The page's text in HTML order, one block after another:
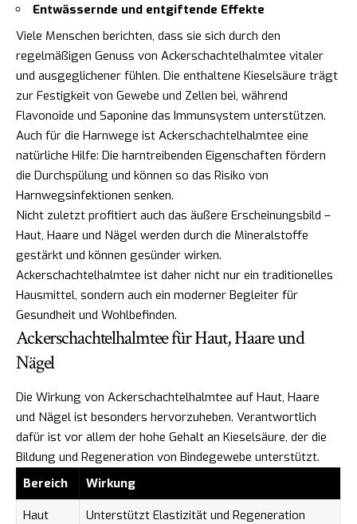
Entwässernde und entgiftende Effekte
Viele Menschen berichten, dass sie sich durch den
regelmäßigen Genuss von Ackerschachtelhalmtee vitaler
und ausgeglichener fühlen. Die enthaltene Kieselsäure trägt
zur Festigkeit von Gewebe und Zellen bei, während
Flavonoide und Saponine das Immunsystem unterstützen.
Auch für die Harnwege ist Ackerschachtelhalmtee eine
natürliche Hilfe: Die harntreibenden Eigenschaften fördern
die Durchspülung und können so das Risiko von
Harnwegsinfektionen senken.
Nicht zuletzt profitiert auch das äußere Erscheinungsbild –
Haut, Haare und Nägel werden durch die Mineralstoffe
gestärkt und können gesünder wirken.
Ackerschachtelhalmtee ist daher nicht nur ein traditionelles
Hausmittel, sondern auch ein moderner Begleiter für
Gesundheit und Wohlbefinden.
Ackerschachtelhalmtee für Haut, Haare und
Nägel
Die Wirkung von Ackerschachtelhalmtee auf Haut, Haare
und Nägel ist besonders hervorzuheben. Verantwortlich
dafür ist vor allem der hohe Gehalt an Kieselsäure, der die
Bildung und Regeneration von Bindegewebe unterstützt.
Bereich
Wirkung
Haut
Unterstützt Elastizität und Regeneration